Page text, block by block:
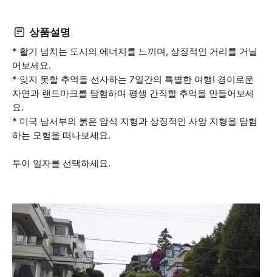
상품설명
* 활기 넘치는 도시의 에너지를 느끼며, 상징적인 거리를 거닐
어보세요.
* 잊지 못할 추억을 선사하는 7일간의 특별한 여행! 경이로운
자연과 랜드마크를 탐험하며 평생 간직할 추억을 만들어보세
요.
* 미국 남서부의 붉은 암석 지형과 상징적인 사암 지형을 탐험
하는 모험을 떠나보세요.
투어 일자를 선택하세요.